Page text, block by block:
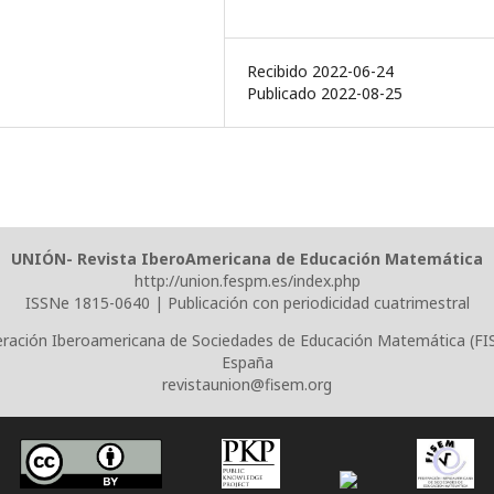
Recibido 2022-06-24
Publicado 2022-08-25
UNIÓN- Revista IberoAmericana de Educación Matemática
http://union.fespm.es/index.php
ISSNe 1815-0640 | Publicación con periodicidad cuatrimestral
Iberoamericana de Sociedades de Educación Matemática
España
revistaunion@fisem.org